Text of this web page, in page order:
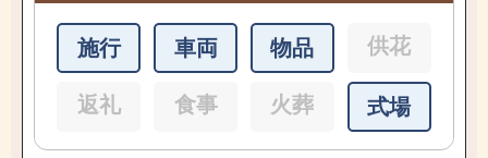
施行 車両 物品 供花
返礼 食事 火葬 式場